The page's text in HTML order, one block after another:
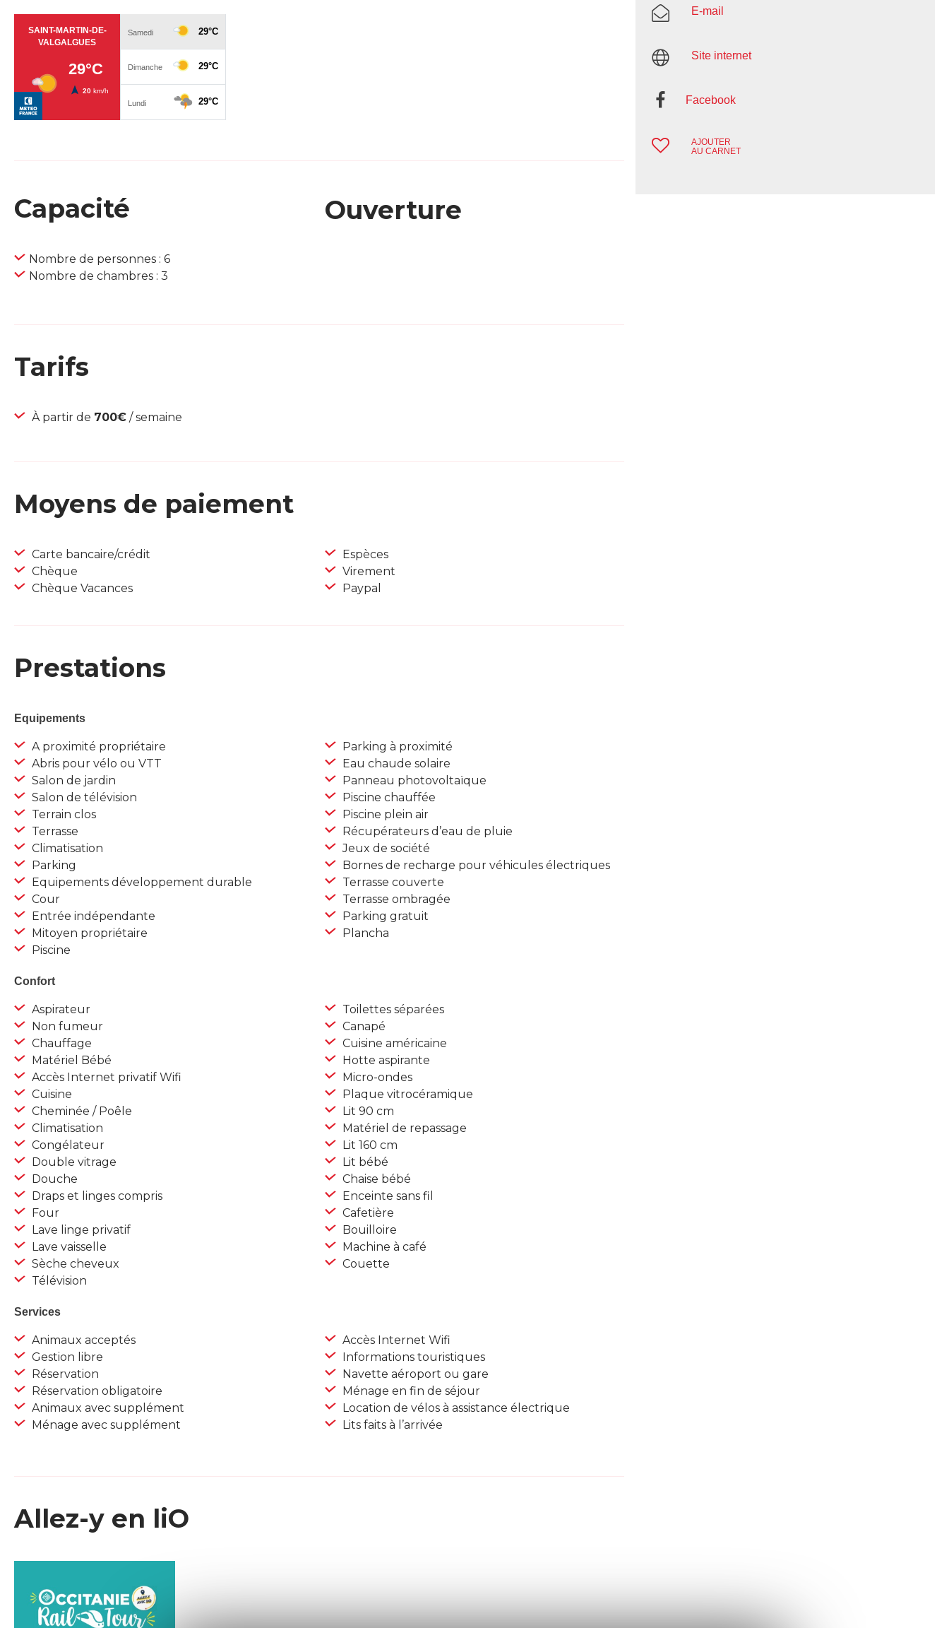
Capacité
Nombre de personnes : 6
Nombre de chambres : 3
Ouverture
Tarifs
À partir de 700€ / semaine
Moyens de paiement
Carte bancaire/crédit
Chèque
Chèque Vacances
Espèces
Virement
Paypal
Prestations
Equipements
A proximité propriétaire
Abris pour vélo ou VTT
Salon de jardin
Salon de télévision
Terrain clos
Terrasse
Climatisation
Parking
Equipements développement durable
Cour
Entrée indépendante
Mitoyen propriétaire
Piscine
Parking à proximité
Eau chaude solaire
Panneau photovoltaïque
Piscine chauffée
Piscine plein air
Récupérateurs d’eau de pluie
Jeux de société
Bornes de recharge pour véhicules électriques
Terrasse couverte
Terrasse ombragée
Parking gratuit
Plancha
Confort
Aspirateur
Non fumeur
Chauffage
Matériel Bébé
Accès Internet privatif Wifi
Cuisine
Cheminée / Poêle
Climatisation
Congélateur
Double vitrage
Douche
Draps et linges compris
Four
Lave linge privatif
Lave vaisselle
Sèche cheveux
Télévision
Toilettes séparées
Canapé
Cuisine américaine
Hotte aspirante
Micro-ondes
Plaque vitrocéramique
Lit 90 cm
Matériel de repassage
Lit 160 cm
Lit bébé
Chaise bébé
Enceinte sans fil
Cafetière
Bouilloire
Machine à café
Couette
Services
Animaux acceptés
Gestion libre
Réservation
Réservation obligatoire
Animaux avec supplément
Ménage avec supplément
Accès Internet Wifi
Informations touristiques
Navette aéroport ou gare
Ménage en fin de séjour
Location de vélos à assistance électrique
Lits faits à l’arrivée
Allez-y en liO
E-mail
Site internet
Facebook
AJOUTER
AU CARNET